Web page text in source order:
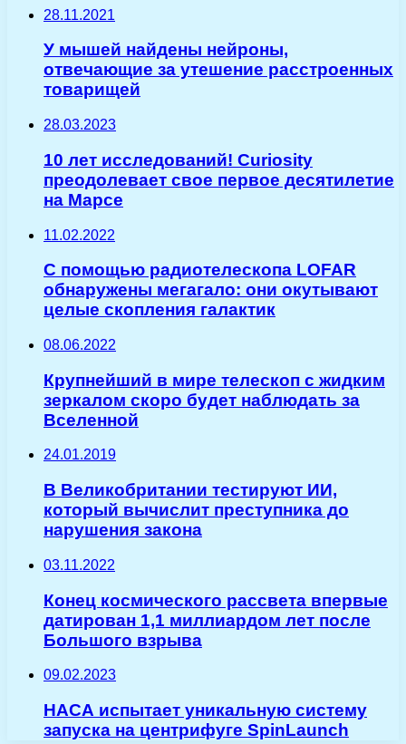
28.11.2021
У мышей найдены нейроны,
отвечающие за утешение расстроенных
товарищей
28.03.2023
10 лет исследований! Curiosity
преодолевает свое первое десятилетие
на Марсе
11.02.2022
С помощью радиотелескопа LOFAR
обнаружены мегагало: они окутывают
целые скопления галактик
08.06.2022
Крупнейший в мире телескоп с жидким
зеркалом скоро будет наблюдать за
Вселенной
24.01.2019
В Великобритании тестируют ИИ,
который вычислит преступника до
нарушения закона
03.11.2022
Конец космического рассвета впервые
датирован 1,1 миллиардом лет после
Большого взрыва
09.02.2023
НАСА испытает уникальную систему
запуска на центрифуге SpinLaunch